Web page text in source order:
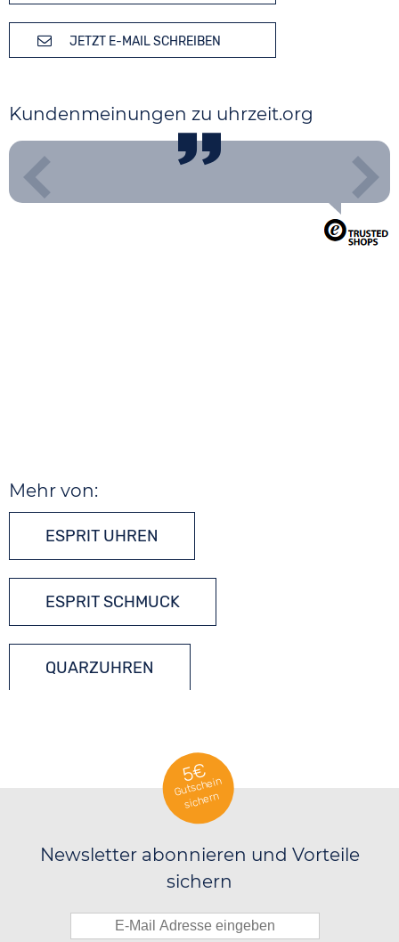
JETZT E-MAIL SCHREIBEN
Kundenmeinungen zu uhrzeit.org
Mehr von:
ESPRIT UHREN
ESPRIT SCHMUCK
QUARZUHREN
5€
Gutschein
sichern
Newsletter abonnieren und Vorteile
sichern